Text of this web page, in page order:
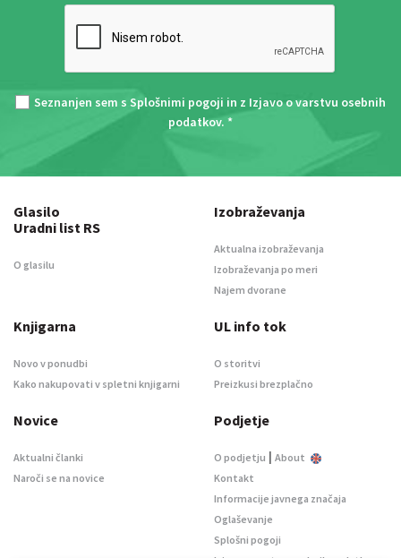
Seznanjen sem s Splošnimi pogoji in z Izjavo o varstvu osebnih
podatkov. *
Glasilo
Uradni list RS
O glasilu
Izobraževanja
Aktualna izobraževanja
Izobraževanja po meri
Najem dvorane
Knjigarna
Novo v ponudbi
Kako nakupovati v spletni knjigarni
UL info tok
O storitvi
Preizkusi brezplačno
Novice
Aktualni članki
Naroči se na novice
Podjetje
O podjetju | About
Kontakt
Informacije javnega značaja
Oglaševanje
Splošni pogoji